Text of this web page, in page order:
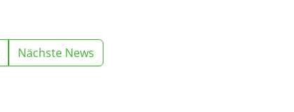
Nächste News